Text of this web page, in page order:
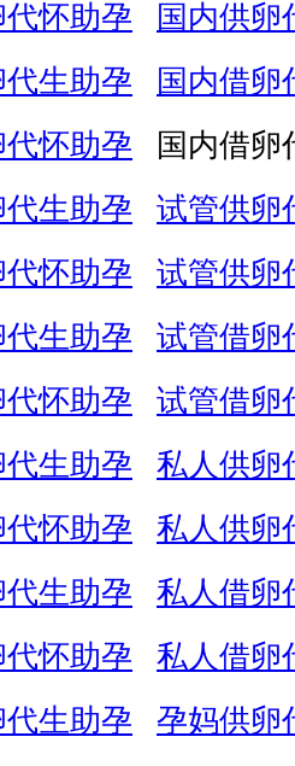
代怀助孕
国内供卵
代生助孕
国内借卵
代怀助孕
国内借卵
生助孕
试管供卵
怀助孕
试管供卵
生助孕
试管借卵
怀助孕
试管借卵
生助孕
私人供卵
怀助孕
私人供卵
生助孕
私人借卵
怀助孕
私人借卵
生助孕
孕妈供卵